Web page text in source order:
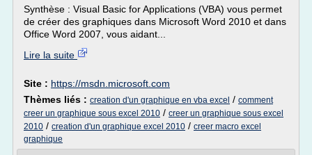
Synthèse : Visual Basic for Applications (VBA) vous permet
de créer des graphiques dans Microsoft Word 2010 et dans
Office Word 2007, vous aidant...
Lire la suite
Site : https://msdn.microsoft.com
Thèmes liés : creation d'un graphique en vba excel / comment
creer un graphique sous excel 2010 / creer un graphique sous excel
2010 / creation d'un graphique excel 2010 / creer macro excel
graphique